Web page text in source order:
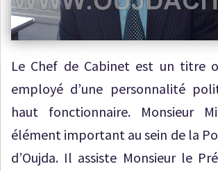
Le Chef de Cabinet est un titre
employé d’une personnalité
haut fonctionnaire. Monsieur
élément important au sein de la
d’Oujda. Il assiste Monsieur le